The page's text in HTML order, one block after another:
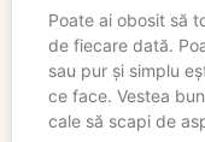
Poate ai obosit să
de fiecare dată.
sau pur și simplu
ce face. Vestea
cale să scapi de